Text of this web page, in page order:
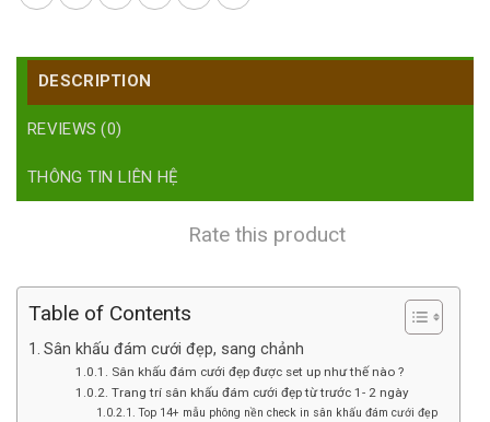
DESCRIPTION
REVIEWS (0)
THÔNG TIN LIÊN HỆ
Rate this product
Table of Contents
Sân khấu đám cưới đẹp, sang chảnh
Sân khấu đám cưới đẹp được set up như thế nào ?
Trang trí sân khấu đám cưới đẹp từ trước 1- 2 ngày
Top 14+ mẫu phông nền check in sân khấu đám cưới đẹp